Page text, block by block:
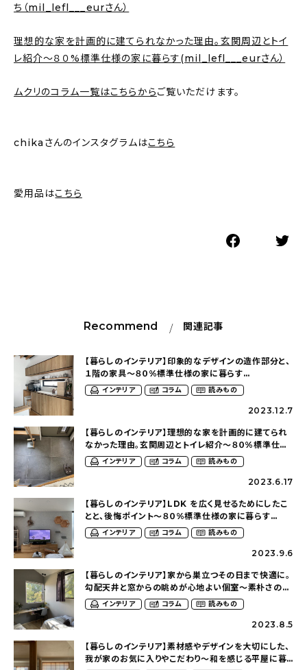
ち（mil_lefl___eurさん）
理想的な家を計画的に建てられなかった理由。玄関周辺とトイ
レ紹介〜８０%標準仕様の家に暮らす(mil_lefl___eurさん）
ムクリのコラム一覧はこちらからご覧いただけます。
chikaさんのインスタグラムはこちら
愛用品はこちら
Recommend 関連記事
【暮らしのインテリア】印象的なデザインの造作部分と、
１階の家具〜８０%標準仕様の家に暮らす
(mil_lefl___eurさん）
インテリア コラム 読みもの
2023.12.7
【暮らしのインテリア】理想的な家を計画的に建てられ
なかった理由。玄関周辺とトイレ紹介〜８０%標準仕様
の家に暮らす(mil_lefl___eurさん）
インテリア コラム 読みもの
2023.6.17
【暮らしのインテリア】LDK を広く見せるためにしたこ
とと、後悔ポイント〜８０%標準仕様の家に暮らす
(mil_lefl___eurさん）
インテリア コラム 読みもの
2023.9.6
【暮らしのインテリア】家から巣立つその日まで快適に。
勾配天井と窓からの眺めが心地よい個室〜素朴さの中
に小さな贅沢を散りばめた２１坪の平屋
（hy___home21さん）
インテリア コラム 読みもの
2023.8.5
【暮らしのインテリア】素材感やデザインを大切にした、
我が家のお気に入りやこだわり〜和を感じる平屋に暮